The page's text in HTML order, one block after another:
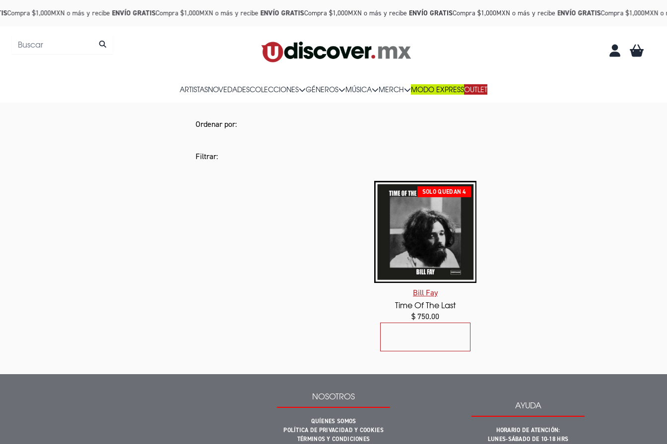
Compra $1,000MXN o más y recibe ENVÍO GRATISCompra $1,000MXN o más y recibe ENVÍO GRATISCompra $1,000MXN o más y recibe ENVÍO GRATISCompra $1,000MXN o más y recibe ENVÍO GRATISCompra $1,000MXN
CARRITO
ARTISTASNOVEDADESCOLECCIONES GÉNEROS MÚSICA MERCH MODO EXPRESSOUTLET
SOLO QUEDAN 4
Bill Fay
Time Of The Last
$ 750.00
NOSOTROS
QUÍENES SOMOS
POLÍTICA DE PRIVACIDAD Y COOKIES
TÉRMINOS Y CONDICIONES
AYUDA
HORARIO DE ATENCIÓN:
LUNES-SÁBADO DE 10-18 HRS